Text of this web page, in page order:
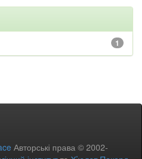
1
Авторські права © 2002-